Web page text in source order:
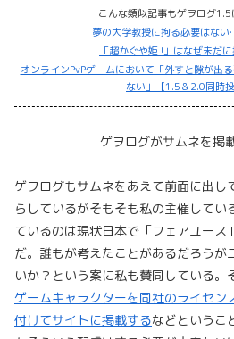
こんな類似記事もゲヲログ
夢の大学教授に拘る必要はな
「超かぐや姫 !」はなぜ未だ
オンラインPvPゲームにおいて「外すと隙が出
ない」【1.5＆2.0同時投
ゲヲログがサムネを掲
ゲヲログもサムネをあえて前面に出し
らしているがそもそも私の主催してい
ているのは現状日本で「フェアユース
だ。誰もが考えたことがあるだろうが
いか？という案に私も賛同している。
ゲームキャラクターを同社のライセン
付けてサイトに掲載するなどというこ